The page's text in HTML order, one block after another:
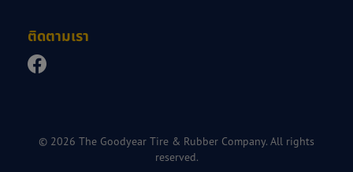
ติดตามเรา
© 2026 The Goodyear Tire & Rubber Company. All rights
reserved.